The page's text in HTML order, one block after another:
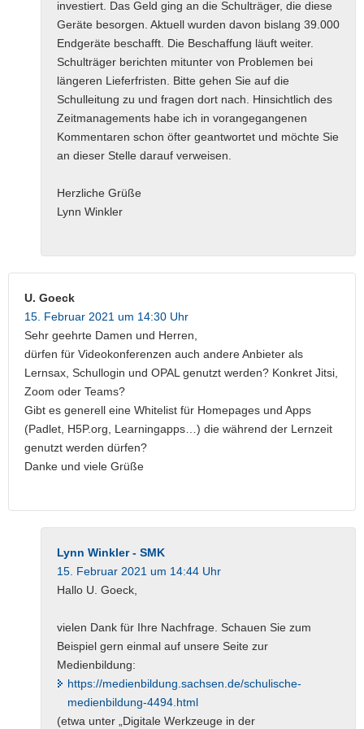
investiert. Das Geld ging an die Schulträger, die diese
Geräte besorgen. Aktuell wurden davon bislang 39.000
Endgeräte beschafft. Die Beschaffung läuft weiter.
Schulträger berichten mitunter von Problemen bei
längeren Lieferfristen. Bitte gehen Sie auf die
Schulleitung zu und fragen dort nach. Hinsichtlich des
Zeitmanagements habe ich in vorangegangenen
Kommentaren schon öfter geantwortet und möchte Sie
an dieser Stelle darauf verweisen.
Herzliche Grüße
Lynn Winkler
U. Goeck
15. Februar 2021 um 14:30 Uhr
Sehr geehrte Damen und Herren,
dürfen für Videokonferenzen auch andere Anbieter als
Lernsax, Schullogin und OPAL genutzt werden? Konkret Jitsi,
Zoom oder Teams?
Gibt es generell eine Whitelist für Homepages und Apps
(Padlet, H5P.org, Learningapps…) die während der Lernzeit
genutzt werden dürfen?
Danke und viele Grüße
Lynn Winkler - SMK
15. Februar 2021 um 14:44 Uhr
Hallo U. Goeck,
vielen Dank für Ihre Nachfrage. Schauen Sie zum
Beispiel gern einmal auf unsere Seite zur
Medienbildung:
https://medienbildung.sachsen.de/schulische-
medienbildung-4494.html
(etwa unter „Digitale Werkzeuge in der